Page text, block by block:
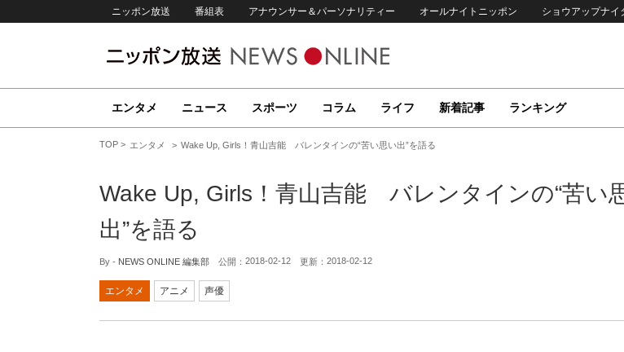
ニッポン放送 番組表 アナウンサー＆パーソナリティー オールナイトニッポン ショウアップナイ
エンタメ ニュース スポーツ コラム ライフ 新着記事 ランキング
TOP エンタメ Wake Up, Girls！青山吉能 バレンタインの“苦い思い出”を語る
Wake Up, Girls！青山吉能 バレンタインの“苦い
出”を語る
By - NEWS ONLINE 編集部 公開： 2018-02-12 更新： 2018-02-12
エンタメ アニメ 声優